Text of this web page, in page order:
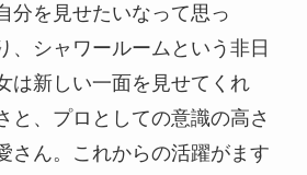
分を見せたいなって思っ
、シャワールームという非日
は新しい一面を見せてくれ
と、プロとしての意識の高さ
さん。これからの活躍がます